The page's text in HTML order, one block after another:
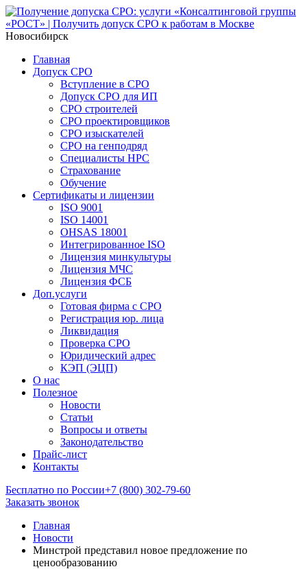
Новосибирск
Главная
Допуск СРО
Вступление в СРО
Допуск СРО для ИП
СРО строителей
СРО проектировщиков
СРО изыскателей
СРО на генподряд
Специалисты НРС
Страхование
Обучение
Сертификаты и лицензии
ISO 9001
ISO 14001
OHSAS 18001
Интегрированное ISO
Лицензия минкультуры
Лицензия МЧС
Лицензия ФСБ
Доп.услуги
Готовая фирма с СРО
Регистрация юр. лица
Ликвидация
Проверка СРО
Юридический адрес
КЭП (ЭЦП)
О нас
Полезное
Новости
Статьи
Вопросы и ответы
Законодательство
Прайс-лист
Контакты
Бесплатно по России+7 (800) 302-79-60
Заказать звонок
Главная
Новости
Минстрой представил новое предложение по
ценообразованию